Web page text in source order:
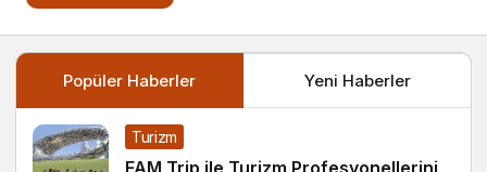
Popüler Haberler Yeni Haberler
Turizm